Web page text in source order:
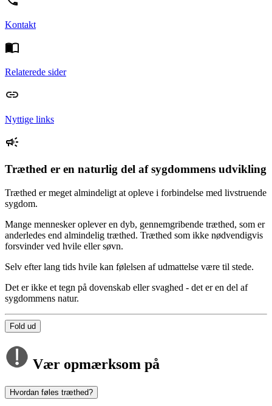
Kontakt
Relaterede sider
Nyttige links
Træthed er en naturlig del af sygdommens udvikling
Træthed er meget almindeligt at opleve i forbindelse med livstruende
sygdom.
Mange mennesker oplever en dyb, gennemgribende træthed, som er
anderledes end almindelig træthed. Træthed som ikke nødvendigvis
forsvinder ved hvile eller søvn.
Selv efter lang tids hvile kan følelsen af udmattelse være til stede.
Det er ikke et tegn på dovenskab eller svaghed - det er en del af
sygdommens natur.
Fold ud
Vær opmærksom på
Hvordan føles træthed?